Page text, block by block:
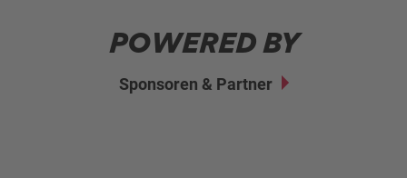
POWERED BY
Sponsoren & Partner